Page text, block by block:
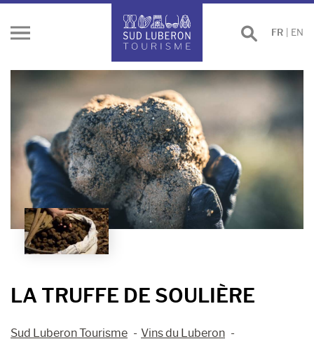
Ouvrir
Effectuer
une
FR EN
LA TRUFFE DE SOULIÈRE
Sud Luberon Tourisme
Vins du Luberon